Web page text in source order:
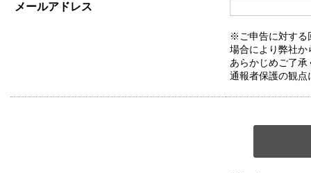
メールアドレス
※ご申告に対する
場合により弊社か
あらかじめご了承
通報者保護の観点